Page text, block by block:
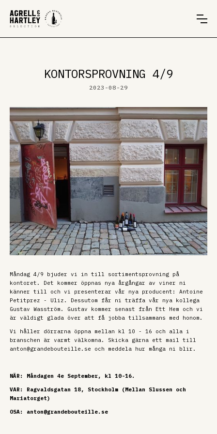
KONTORSPROVNING 4/9
2023-08-29
Måndag 4/9 bjuder vi in till sortimentsprovning på
kontoret. Det kommer öppnas nya årgångar av viner ni
känner till och vi presenterar vår nya producent: Antoine
Petitprez - Uliz. Dessutom får ni träffa vår nya kollega
Gustav Wasström. Gustav kommer senast från Ett Hem och vi
är väldigt glada över att få jobba tillsammans med honom.
Vi håller dörrarna öppna mellan kl 10 - 16 och alla i
branschen är varmt välkomna. Skicka gärna ett mail till
anton@grandebouteille.se och meddela hur många ni blir.
NÄR: Måndagen 4e September, kl 10-16.
VAR: Ragvaldsgatan 18, Stockholm (Mellan Slussen och
Mariatorget)
OSA: anton@grandebouteille.se